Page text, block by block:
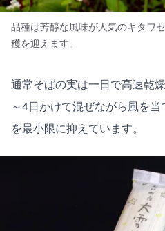
品種は芳醇な風味が人気のキタワ
穫を迎えます。
通常そばの実は一日で高速乾
～4日かけて混ぜながら風を
を最小限に抑えています。